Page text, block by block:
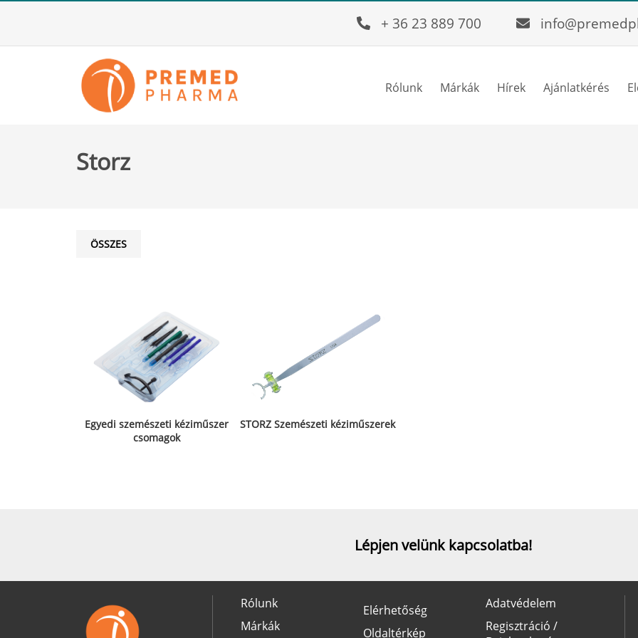
+ 36 23 889 700
Rólunk Márkák Hírek Ajánlatkérés
Storz
ÖSSZES
Egyedi szemészeti kéziműszer
csomagok
STORZ Szemészeti kéziműszerek
Lépjen velünk kapcsolatba!
Rólunk
Márkák
Elérhetőség
Oldaltérkép
Adatvédelem
Regisztráció /